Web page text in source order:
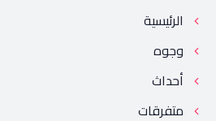
الرئيسية
وجوه
أحداث
متفرقات